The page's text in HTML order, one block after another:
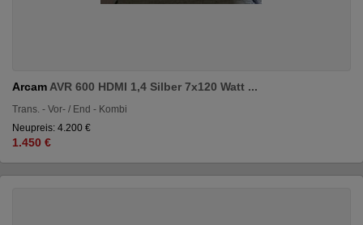
Arcam AVR 600 HDMI 1,4 Silber 7x120 Watt ...
Trans. - Vor- / End - Kombi
Neupreis: 4.200 €
1.450 €